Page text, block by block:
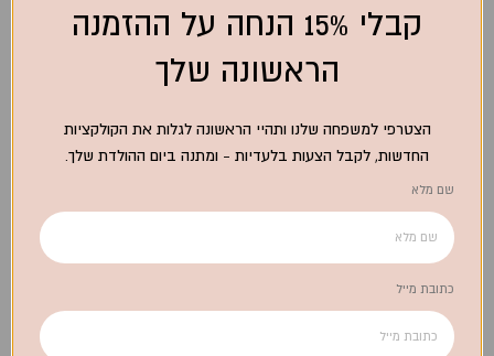
מחיר מבצע
190.00 ₪
סט כפות הגשה – שנהב | 2
קבלי 15% הנחה על ההזמנה
הראשונה שלך
הצטרפי למשפחה שלנו ותהיי הראשונה לגלות את הקולקציות
החדשות, לקבל הצעות בלעדיות - ומתנה ביום ההולדת שלך.
שם מלא
כתובת מייל